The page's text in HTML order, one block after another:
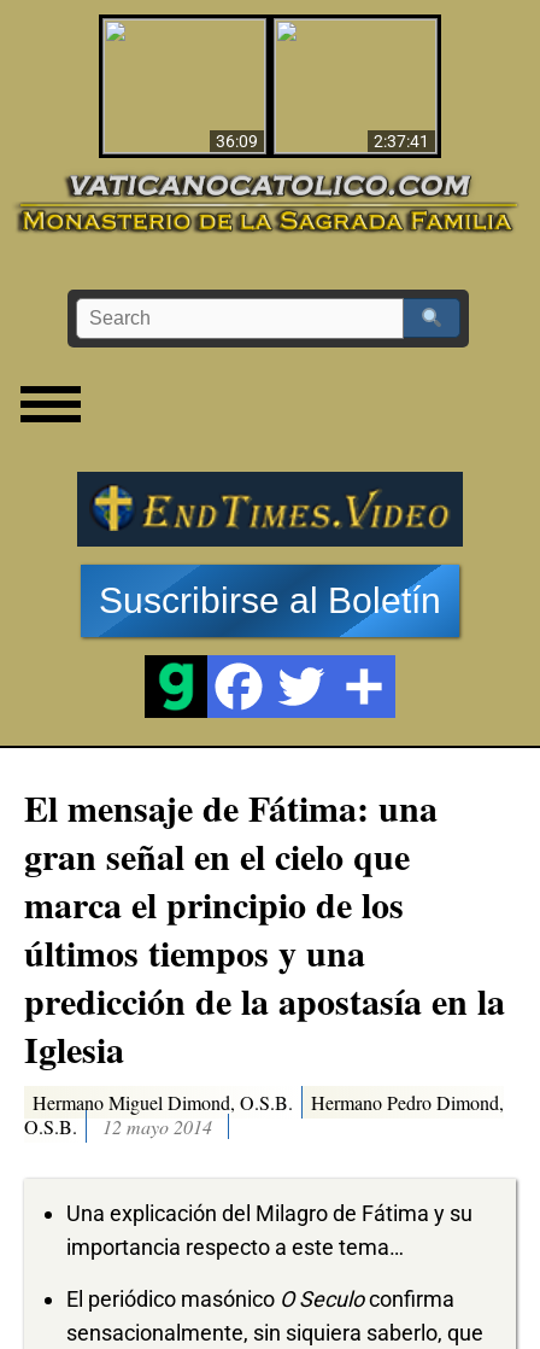
36:09
2:37:41
Suscribirse al Boletín
El mensaje de Fátima: una
gran señal en el cielo que
marca el principio de los
últimos tiempos y una
predicción de la apostasía en la
Iglesia
Hermano Miguel Dimond, O.S.B.
Hermano Pedro Dimond,
O.S.B.
12 mayo 2014
Una explicación del Milagro de Fátima y su
importancia respecto a este tema…
El periódico masónico O Seculoconfirma
sensacionalmente, sin siquiera saberlo, que